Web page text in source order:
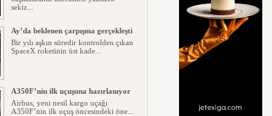
sekiz...
Ay’da beklenen çarpışma gerçekleşti
Bir yılı aşkın süredir kontrolden çıkan
SpaceX roketinin üst kade...
A350F’nin ilk uçuşuna hazırlanıyor
Airbus, yeni nesil kargo uçağı
A350F’nin ilk uçuş öncesindeki öne...